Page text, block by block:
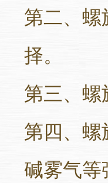
第二、
择。
第三、
第四、
碱雾气